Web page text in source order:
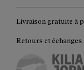
Livraison gratuite à
Retours et